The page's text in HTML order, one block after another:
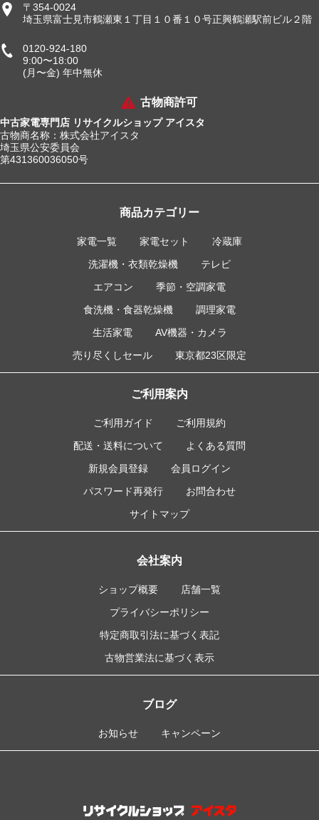
〒354-0024
埼玉県富士見市鶴瀬東１丁目１０番１０号正興鶴瀬駅前ビル２階
0120-924-180
9:00〜18:00
(月〜金) 年中無休
古物商許可
中古家電専門店 リサイクルショップ アイスタ
古物商名称：株式会社アイスタ
埼玉県公安委員会
第431360036050号
商品カテゴリー
家電一覧 家電セット
冷蔵庫
洗濯機・衣類乾燥機
テレビ
エアコン
季節・空調家電
食洗機・食器乾燥機
調理家電
生活家電
AV機器・カメラ
売り尽くしセール
東京都23区限定
ご利用案内
ご利用ガイド
ご利用規約
配送・送料について
よくある質問
新規会員登録
会員ログイン
パスワード再発行
お問合わせ
サイトマップ
会社案内
ショップ概要
店舗一覧
プライバシーポリシー
特定商取引法に基づく表記
古物営業法に基づく表示
ブログ
お知らせ キャンペーン